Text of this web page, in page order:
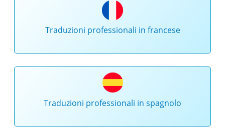
Traduzioni professionali in francese
Traduzioni professionali in spagnolo